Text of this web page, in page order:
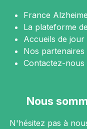
France
La plateforme
Accueils de
Nos partenaires
Contactez-nous
Nous
N'hésitez pas à